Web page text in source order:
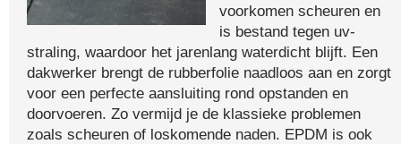
voorkomen scheuren en
is bestand tegen uv-
straling, waardoor het jarenlang waterdicht blijft. Een
dakwerker brengt de rubberfolie naadloos aan en zorgt
voor een perfecte aansluiting rond opstanden en
doorvoeren. Zo vermijd je de klassieke problemen
zoals scheuren of loskomende naden. EPDM is ook